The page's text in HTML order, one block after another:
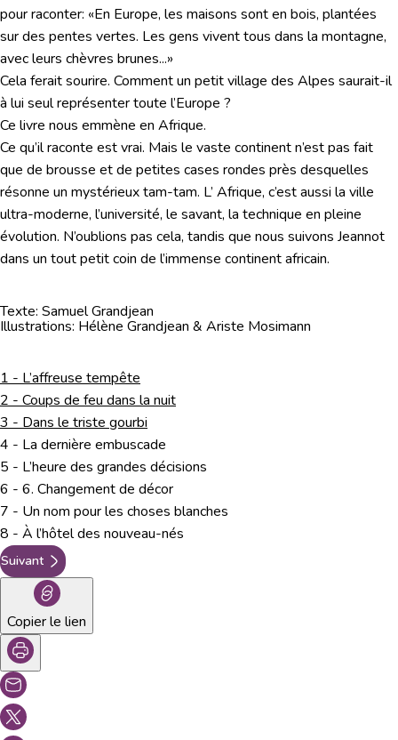
pour raconter: «En Europe, les maisons sont en bois, plantées
sur des pentes vertes. Les gens vivent tous dans la montagne,
avec leurs chèvres brunes...»
Cela ferait sourire. Comment un petit village des Alpes saurait-il
à lui seul représenter toute l’Europe ?
Ce livre nous emmène en Afrique.
Ce qu’il raconte est vrai. Mais le vaste continent n’est pas fait
que de brousse et de petites cases rondes près desquelles
résonne un mystérieux tam-tam. L’ Afrique, c’est aussi la ville
ultra-moderne, l’université, le savant, la technique en pleine
évolution. N’oublions pas cela, tandis que nous suivons Jeannot
dans un tout petit coin de l’immense continent africain.
Texte: Samuel Grandjean
Illustrations: Hélène Grandjean & Ariste Mosimann
1 - L’affreuse tempête
2 - Coups de feu dans la nuit
3 - Dans le triste gourbi
4 - La dernière embuscade
5 - L’heure des grandes décisions
6 - 6. Changement de décor
7 - Un nom pour les choses blanches
8 - À l’hôtel des nouveau-nés
Suivant
Copier le lien